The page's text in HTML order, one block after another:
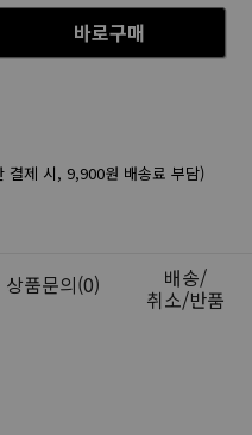
바로구매
결제 시, 9,900원 배송료 부담)
상품문의(0) 배송/
취소/반품